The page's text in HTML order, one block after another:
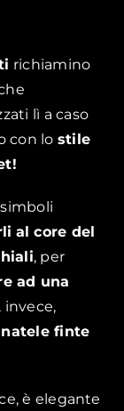
richiamino
lì a caso
con lo stile
al core del
, per
ad una
, invece,
finte
è elegante